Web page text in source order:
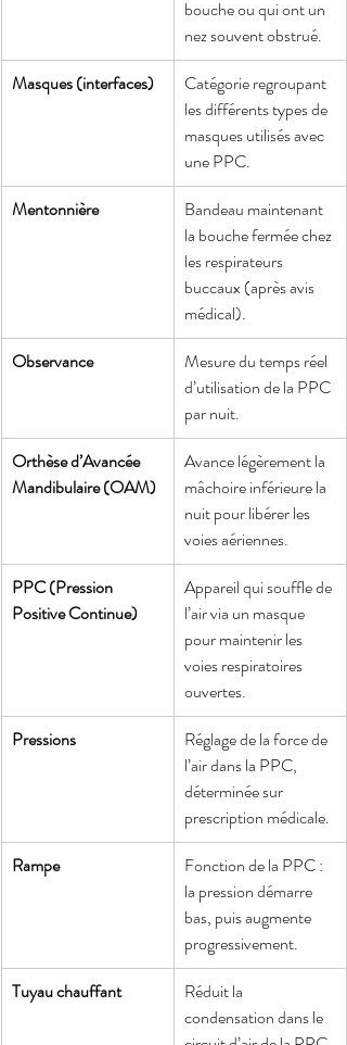
bouche ou qui ont un
nez souvent obstrué.
Masques (interfaces)
Catégorie regroupant
les différents types de
masques utilisés avec
une PPC.
Mentonnière
Bandeau maintenant
la bouche fermée chez
les respirateurs
buccaux (après avis
médical).
Observance
Mesure du temps réel
d’utilisation de la PPC
par nuit.
Orthèse d’Avancée
Mandibulaire (OAM)
Avance légèrement la
mâchoire inférieure la
nuit pour libérer les
voies aériennes.
PPC (Pression
Positive Continue)
Appareil qui souffle de
l’air via un masque
pour maintenir les
voies respiratoires
ouvertes.
Pressions
Réglage de la force de
l’air dans la PPC,
déterminée sur
prescription médicale.
Rampe
Fonction de la PPC :
la pression démarre
bas, puis augmente
progressivement.
Tuyau chauffant
Réduit la
condensation dans le